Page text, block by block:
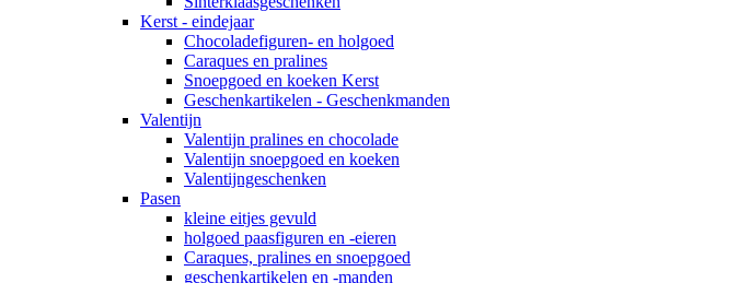
Kerst - eindejaar
Chocoladefiguren- en holgoed
Caraques en pralines
Snoepgoed en koeken Kerst
Geschenkartikelen - Geschenkmanden
Valentijn
Valentijn pralines en chocolade
Valentijn snoepgoed en koeken
Valentijngeschenken
Pasen
kleine eitjes gevuld
holgoed paasfiguren en -eieren
Caraques, pralines en snoepgoed
geschenkartikelen en -manden